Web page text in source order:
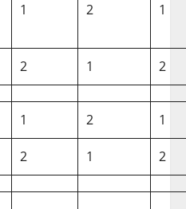
1 2 1
2 1 2
1 2 1
2 1 2